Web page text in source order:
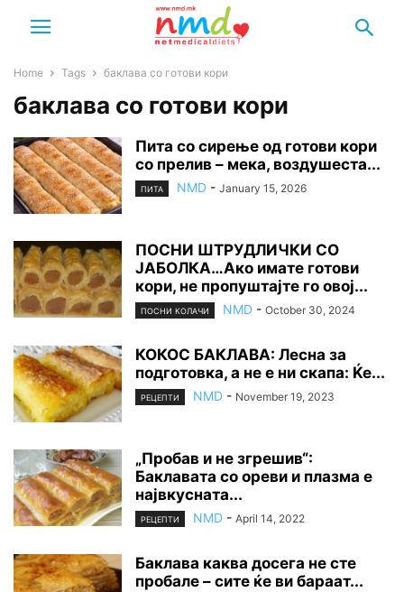
Home Tags баклава со готови кори
баклава со готови кори
Пита со сирење од готови кори
со прелив – мека, воздушеста...
ПИТА NMD - January 15, 2026
ПОСНИ ШТРУДЛИЧКИ СО
ЈАБОЛКА…Ако имате готови
кори, не пропуштајте го овој...
ПОСНИ КОЛАЧИ NMD - October 30, 2024
КОКОС БАКЛАВА: Лесна за
подготовка, а не е ни скапа: Ќе...
РЕЦЕПТИ NMD - November 19, 2023
„Пробав и не згрешив“:
Баклавата со ореви и плазма е
највкусната...
РЕЦЕПТИ NMD - April 14, 2022
Баклава каква досега не сте
пробале – сите ќе ви бараат...